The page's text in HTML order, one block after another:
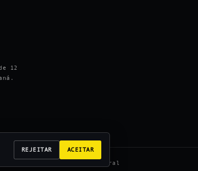
12
· Realização Usina Cultural
REJEITAR ACEITAR